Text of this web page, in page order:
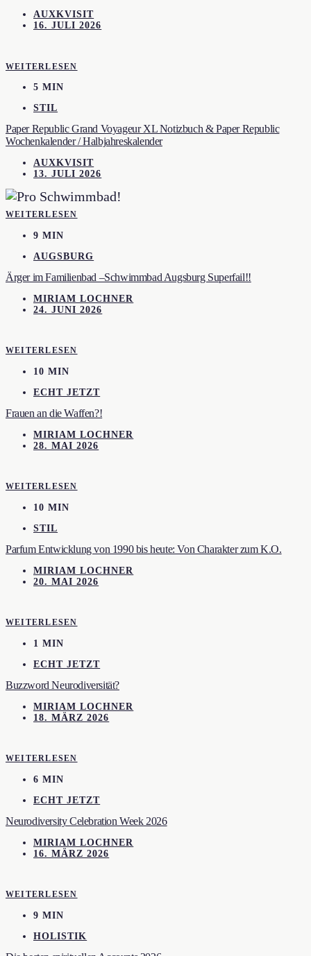
AUXKVISIT
16. JULI 2026
WEITERLESEN
5 MIN
STIL
Paper Republic Grand Voyageur XL Notizbuch & Paper Republic
Wochenkalender / Halbjahreskalender
AUXKVISIT
13. JULI 2026
WEITERLESEN
9 MIN
AUGSBURG
Ärger im Familienbad –Schwimmbad Augsburg Superfail!!
MIRIAM LOCHNER
24. JUNI 2026
WEITERLESEN
10 MIN
ECHT JETZT
Frauen an die Waffen?!
MIRIAM LOCHNER
28. MAI 2026
WEITERLESEN
10 MIN
STIL
Parfum Entwicklung von 1990 bis heute: Von Charakter zum K.O.
MIRIAM LOCHNER
20. MAI 2026
WEITERLESEN
1 MIN
ECHT JETZT
Buzzword Neurodiversität?
MIRIAM LOCHNER
18. MÄRZ 2026
WEITERLESEN
6 MIN
ECHT JETZT
Neurodiversity Celebration Week 2026
MIRIAM LOCHNER
16. MÄRZ 2026
WEITERLESEN
9 MIN
HOLISTIK